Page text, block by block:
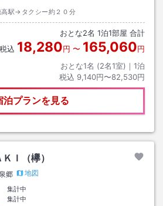
高駅→タクシー約２０分
おとな2名 1泊1部屋 合計
税込 18,280円 〜 165,060円
おとな1名 (2名1室)｜ 1泊
税込 9,140円〜82,530円
泊プランを見る
Ｉ（欅）
郷
地図
集計中
集計中